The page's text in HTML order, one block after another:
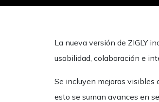
La nueva versión de ZIGLY
usabilidad, colaboración e
Se incluyen mejoras
esto se suman avances en